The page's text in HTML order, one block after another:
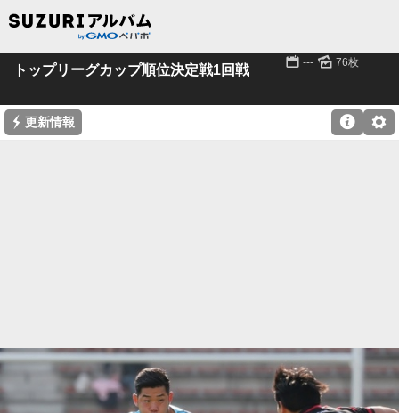
トップリーグカップ順位決定戦1回戦 📅 --- 🌄 76枚
⚡ 更新情報 ⚙
